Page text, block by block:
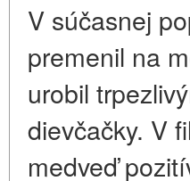
V súčasnej
premenil na
urobil
dievčačky. V
medveď